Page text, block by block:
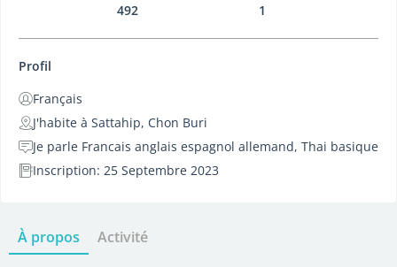
492
1
Profil
Français
J'habite à Sattahip, Chon Buri
Je parle Francais anglais espagnol allemand, Thai basique
Inscription: 25 Septembre 2023
À propos Activité